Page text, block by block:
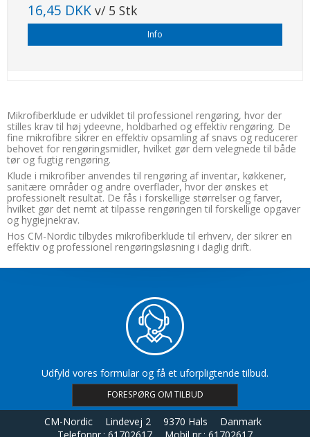
16,45 DKK v/ 5 Stk
Info
Mikrofiberklude er udviklet til professionel rengøring, hvor der
stilles krav til høj ydeevne, holdbarhed og effektiv rengøring. De
fine mikrofibre sikrer en effektiv opsamling af snavs og reducerer
behovet for rengøringsmidler, hvilket gør dem velegnede til både
tør og fugtig rengøring.
Klude i mikrofiber anvendes til rengøring af inventar, køkkener,
sanitære områder og andre overflader, hvor der ønskes et
professionelt resultat. De fås i forskellige størrelser og farver,
hvilket gør det nemt at tilpasse rengøringen til forskellige opgaver
og hygiejnekrav.
Hos CM-Nordic tilbydes mikrofiberklude til erhverv, der sikrer en
effektiv og professionel rengøringsløsning i daglig drift.
Udfyld vores formular og få et uforpligtende tilbud.
FORESPØRG OM TILBUD
CM-Nordic Lindevej 2 9370 Hals
Danmark